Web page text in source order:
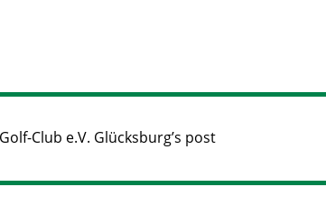
Club e.V. Glücksburg’s post